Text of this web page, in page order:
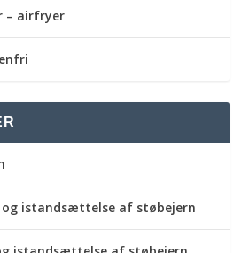
– airfryer
og istandsættelse af støbejern